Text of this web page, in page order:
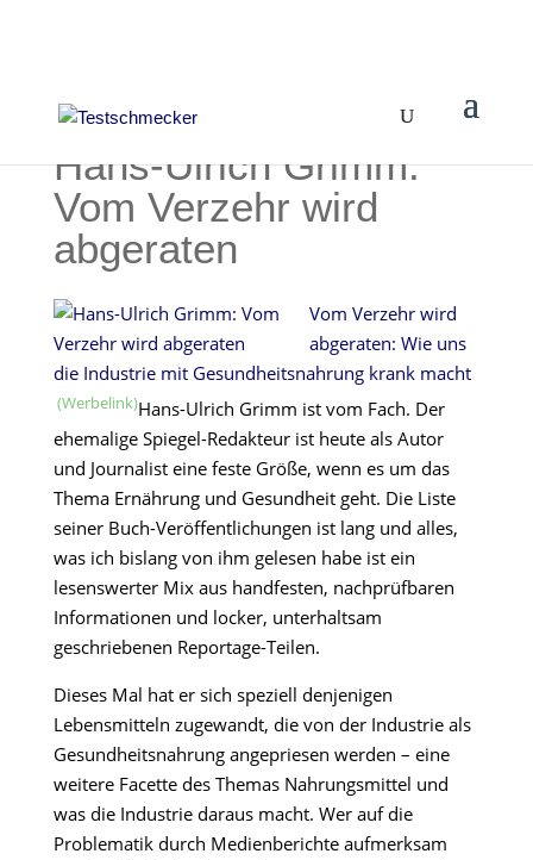
Hans-Ulrich Grimm:
Vom Verzehr wird
abgeraten
Vom Verzehr wird
abgeraten: Wie uns
die Industrie mit Gesundheitsnahrung krank macht
Hans-Ulrich Grimm ist vom Fach. Der
ehemalige Spiegel-Redakteur ist heute als Autor
und Journalist eine feste Größe, wenn es um das
Thema Ernährung und Gesundheit geht. Die Liste
seiner Buch-Veröffentlichungen ist lang und alles,
was ich bislang von ihm gelesen habe ist ein
lesenswerter Mix aus handfesten, nachprüfbaren
Informationen und locker, unterhaltsam
geschriebenen Reportage-Teilen.
Dieses Mal hat er sich speziell denjenigen
Lebensmitteln zugewandt, die von der Industrie als
Gesundheitsnahrung angepriesen werden – eine
weitere Facette des Themas Nahrungsmittel und
was die Industrie daraus macht. Wer auf die
Problematik durch Medienberichte aufmerksam